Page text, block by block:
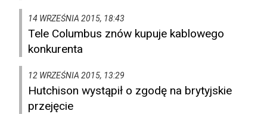
14 WRZEŚNIA 2015, 18:43
Tele Columbus znów kupuje kablowego
konkurenta
12 WRZEŚNIA 2015, 13:29
Hutchison wystąpił o zgodę na brytyjskie
przejęcie